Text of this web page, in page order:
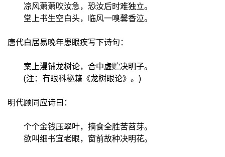
凉风萧萧吹汝急，恐汝后时难独立。
堂上书生空白头，临风一嗅馨香泣。
唐代白居易晚年患眼疾写下诗句：
案上漫铺龙树论，合中虚贮决明子。
(注：有眼科秘籍《龙树眼论》。)
明代顾同应诗曰：
个个金钱压翠叶，摘食全胜苦苕芽。
欲叫细书宜老眼，窗前故种决明花。